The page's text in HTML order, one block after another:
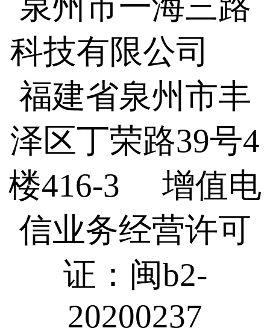
科技有限公司
福建省泉州市丰
泽区丁荣路39号4
楼416-3 增值电
信业务经营许可
证：闽b2-
20200237